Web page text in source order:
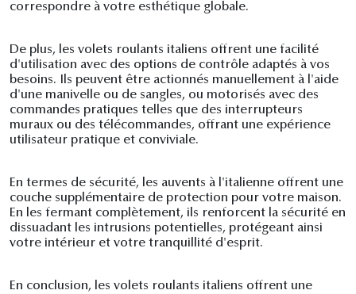
correspondre à votre esthétique globale.
De plus, les volets roulants italiens offrent une facilité
d'utilisation avec des options de contrôle adaptés à vos
besoins. Ils peuvent être actionnés manuellement à l'aide
d'une manivelle ou de sangles, ou motorisés avec des
commandes pratiques telles que des interrupteurs
muraux ou des télécommandes, offrant une expérience
utilisateur pratique et conviviale.
En termes de sécurité, les auvents à l'italienne offrent une
couche supplémentaire de protection pour votre maison.
En les fermant complètement, ils renforcent la sécurité en
dissuadant les intrusions potentielles, protégeant ainsi
votre intérieur et votre tranquillité d'esprit.
En conclusion, les volets roulants italiens offrent une